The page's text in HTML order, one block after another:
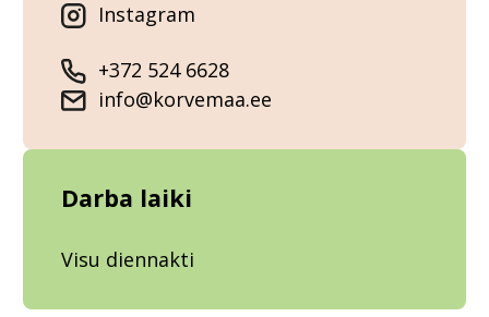
Instagram
+372 524 6628
info@korvemaa.ee
Darba laiki
Visu diennakti